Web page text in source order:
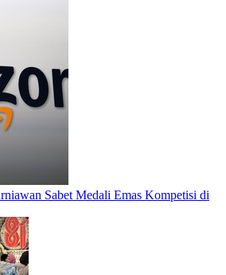
Sabet Medali Emas Kompetisi di